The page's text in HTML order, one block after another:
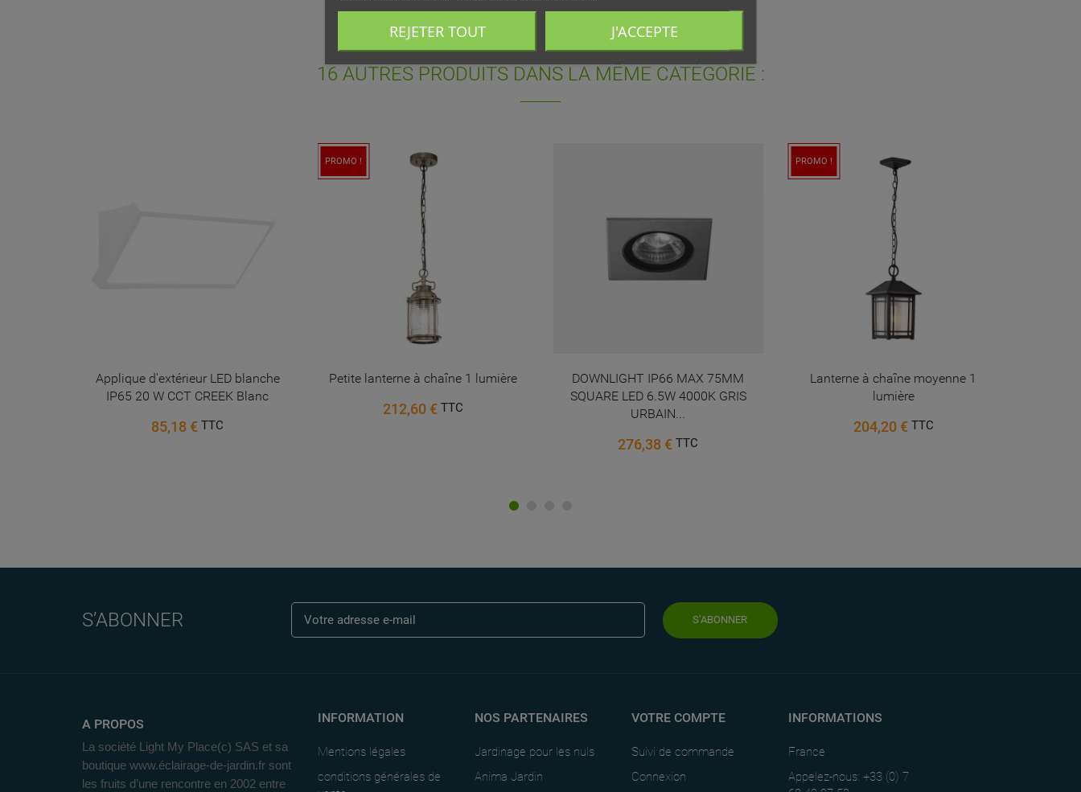
16 AUTRES PRODUITS DANS LA MÊME CATÉGORIE :
Applique d'extérieur LED blanche
IP65 20 W CCT CREEK Blanc
85,18 €TTC
PROMO !
Petite lanterne à chaîne 1 lumière
212,60 € TTC
DOWNLIGHT IP66 MAX 75MM
SQUARE LED 6.5W 4000K GRIS
URBAIN...
276,38 €TTC
PROMO !
Lanterne à chaîne moyenne 1
lumière
204,20 € TTC
S’ABONNER S’ABONNER
A PROPOS
La société Light My Place(c) SAS et sa
boutique www.éclairage-de-jardin.fr sont
les fruits d’une rencontre en 2002 entre
INFORMATION
Mentions légales
conditions générales de
NOS PARTENAIRES
Jardinage pour les nuls
Anima Jardin
VOTRE COMPTE
Suivi de commande
Connexion
INFORMATIONS
France
Appelez-nous: +33 (0) 7
MY WISHLISTS
add_circle_outlineCreate new list
CRÉER UNE LISTE D'ENVIES
NOM DE LA LISTE D'ENVIES
CONNEXION
d'envies.
REJETER TOUT J'ACCEPTE